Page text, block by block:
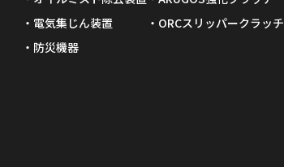
電気集じん装置
防災機器
ORCスリッパークラッチ